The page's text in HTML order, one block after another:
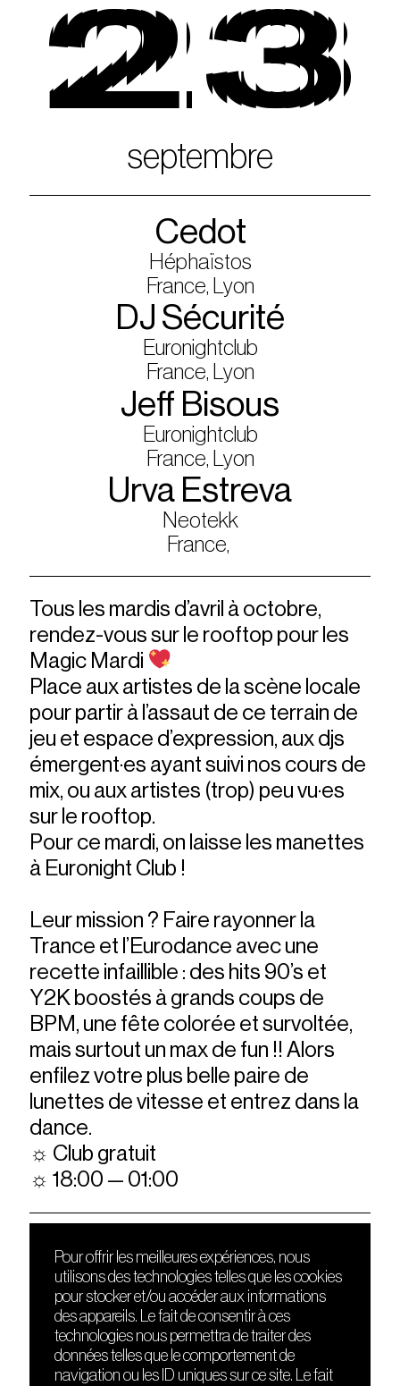
23
septembre
Cedot
Héphaïstos
France, Lyon
DJ Sécurité
Euronightclub
France, Lyon
Jeff Bisous
Euronightclub
France, Lyon
Urva Estreva
Neotekk
France,
Tous les mardis d’avril à octobre,
rendez-vous sur le rooftop pour les
Magic Mardi
Place aux artistes de la scène locale
pour partir à l’assaut de ce terrain de
jeu et espace d’expression, aux djs
émergent·es ayant suivi nos cours de
mix, ou aux artistes (trop) peu vu·es
sur le rooftop.
Pour ce mardi, on laisse les manettes
à Euronight Club !
Leur mission ? Faire rayonner la
Trance et l’Eurodance avec une
recette infaillible : des hits 90’s et
Y2K boostés à grands coups de
BPM, une fête colorée et survoltée,
mais surtout un max de fun !! Alors
enfilez votre plus belle paire de
lunettes de vitesse et entrez dans la
dance.
☼ Club gratuit
☼ 18:00 — 01:00
DÉCOUVRIR
Le lieu
Contact
Presse
Cours de DJing
TMLAB
FRIENDS
Nuits sonores
HEAT
Hôtel71
La Gaîté Lyrique
Pour offrir les meilleures expériences, nous
utilisons des technologies telles que les cookies
pour stocker et/ou accéder aux informations
des appareils. Le fait de consentir à ces
technologies nous permettra de traiter des
données telles que le comportement de
navigation ou les ID uniques sur ce site. Le fait